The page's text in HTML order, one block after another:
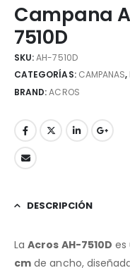
Campana
7510D
SKU:AH-7510D
CATEGORÍAS: CAMPANAS,
BRAND:ACROS
DESCRIPCIÓN
LaAcros AH-7510D es
cm de ancho,